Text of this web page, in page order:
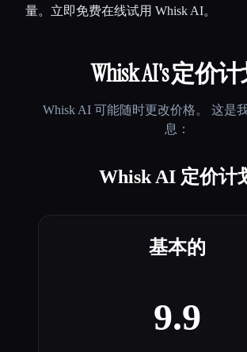
量。立即免费在线试用 Whisk AI。
Whisk AI's 定价
Whisk AI可能随时更改价格。 这是
息：
Whisk AI 定价计
基本的
9.9